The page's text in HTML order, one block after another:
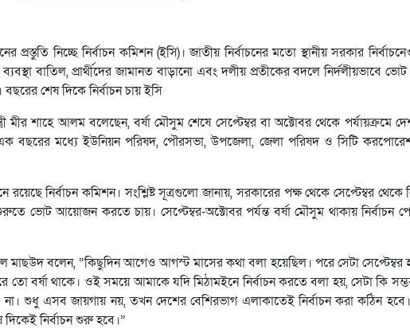
নিচ্ছে নির্বাচন কমিশন (ইসি)। জাতীয় নির্বাচনের মতো স্থানীয় সরকার
বাতিল, প্রার্থীদের জামানত বাড়ানো এবং দলীয় প্রতীকের বদলে নির্দলীয়ভাবে
শেষ দিকে নির্বাচন চায় ইসি
মীর শাহে আলম বলেছেন, বর্ষা মৌসুম শেষে সেপ্টেম্বর বা অক্টোবর থেকে পর্যায়ক্রমে
বছরের মধ্যে ইউনিয়ন পরিষদ, পৌরসভা, উপজেলা, জেলা পরিষদ ও সিটি
নির্বাচন কমিশন। সংশ্লিষ্ট সূত্রগুলো জানায়, সরকারের পক্ষ থেকে সেপ্টেম্বর থেকে
ভোট আয়োজন করতে চায়। সেপ্টেম্বর-অক্টোবর পর্যন্ত বর্ষা মৌসুম থাকায় নির্বাচন
মাছউদ বলেন, “কিছুদিন আগেও আগস্ট মাসের কথা বলা হয়েছিল। পরে সেটা সেপ্টেম্বর
তো বর্ষা থাকে। ওই সময়ে আমাকে যদি মিঠামইনে নির্বাচন করতে বলা হয়, সেটা কি
শুধু এসব জায়গায় নয়, তখন দেশের বেশিরভাগ এলাকাতেই নির্বাচন করা কঠিন
নির্বাচন শুরু হবে।”